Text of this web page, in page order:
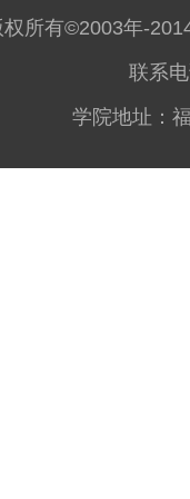
所有©2003年-
联系
学院地址：